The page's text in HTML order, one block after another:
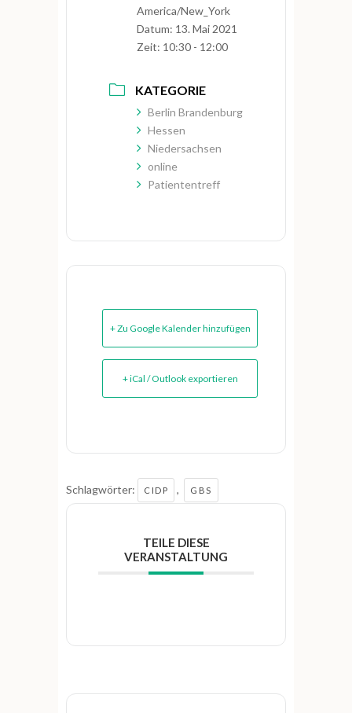
America/New_York
Datum: 13. Mai 2021
Zeit: 10:30 - 12:00
KATEGORIE
Berlin Brandenburg
Hessen
Niedersachsen
online
Patiententreff
+ Zu Google Kalender hinzufügen
+ iCal / Outlook exportieren
Schlagwörter: CIDP , GBS
TEILE DIESE
VERANSTALTUNG